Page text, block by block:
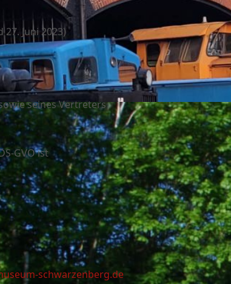
Juni 2023)
seines Vertreters
GVO ist
schwarzenberg.de